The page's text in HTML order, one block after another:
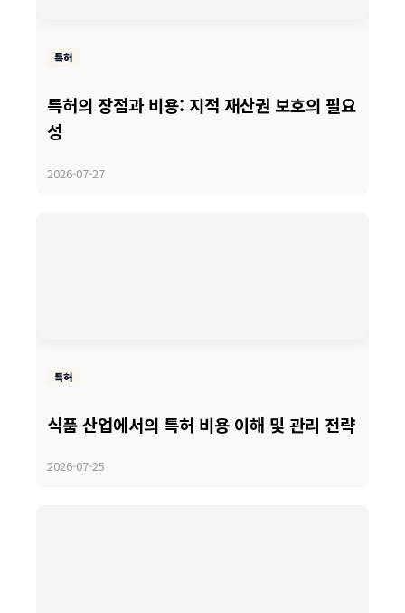
특허
특허의 장점과 비용: 지적 재산권 보호의 필요
성
2026-07-27
특허
식품 산업에서의 특허 비용 이해 및 관리 전략
2026-07-25